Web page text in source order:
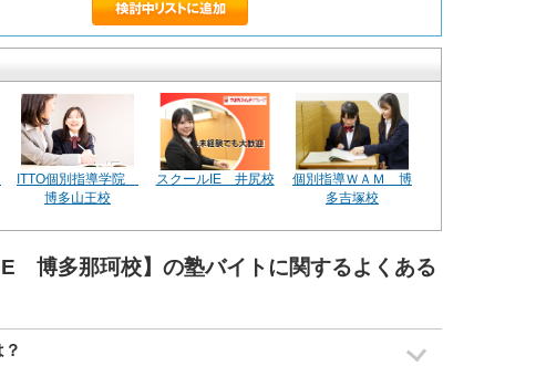
ITTO個別指導学院
博多山王校
スクールIE 井尻校
個別指導ＷＡＭ 博
多吉塚校
博多那珂校】の塾バイトに関するよくある